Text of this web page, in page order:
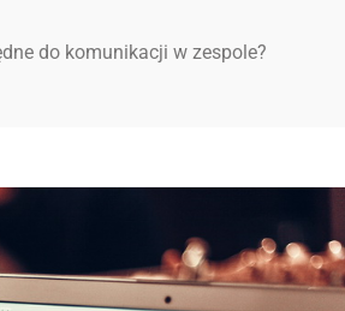
do komunikacji w zespole?